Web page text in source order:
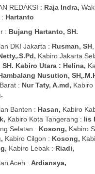
REDAKSI : Raja Indra,
Hartanto
: Bujang Hartanto, SH.
DKI Jakarta : Rusman, SH
Kabiro Jakarta
SH. Kabiro Utara : Helina,
Nusution,
: Nur Taty, A.md, Kabiro
Banten : Hasan, Kabiro
Kabiro Kota Tangerang : Iis
Selatan : Kosong, Kabiro
Kabiro Cilgon : Kosong,
Kabiro Lebak : Riadi,
Aceh : Ardiansya,